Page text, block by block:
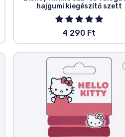
hajgumi kiegészítő szett
4 290 Ft